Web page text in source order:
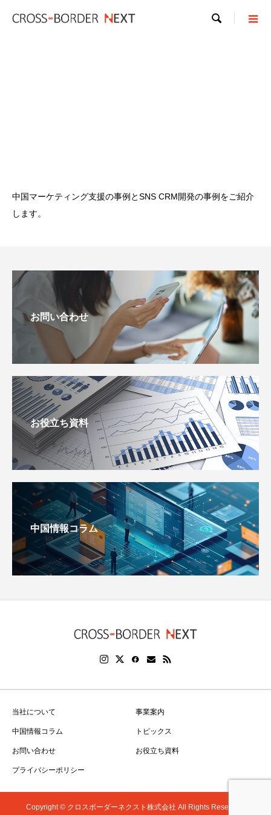

中国マーケティング支援の事例とSNS CRM開発の事例をご紹介
します。
お問い合わせ
お役立ち資料
中国情報コラム
当社について 事業案内
中国情報コラム トピックス
お問い合わせ お役立ち資料
プライバシーポリシー
Copyright © クロスボーダーネクスト株式会社 All Rights Reserved.